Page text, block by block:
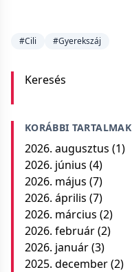
#Cili #Gyerekszáj
Keresés
KORÁBBI TARTALMAK
2026. augusztus (1)
2026. június (4)
2026. május (7)
2026. április (7)
2026. március (2)
2026. február(2)
2026. január(3)
2025. december(2)